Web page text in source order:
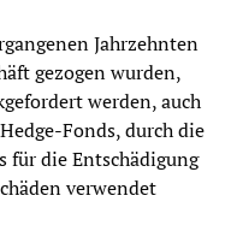
Jahrzehnten
gezogen wurden,
werden, auch
Fonds, durch die
für die Entschädigung
verwendet